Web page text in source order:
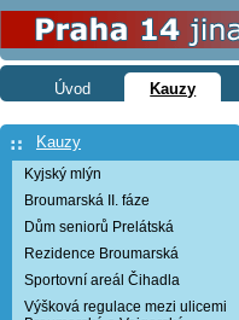
Úvod Kauzy
Kauzy
Kyjský mlýn
Broumarská II. fáze
Dům seniorů Prelátská
Rezidence Broumarská
Sportovní areál Čihadla
Výšková regulace mezi ulicemi